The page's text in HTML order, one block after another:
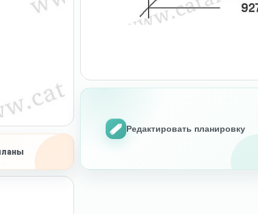
Редактировать планировку